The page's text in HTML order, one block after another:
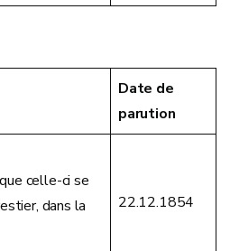
Date de
parution
celle-ci se
dans la
22.12.1854